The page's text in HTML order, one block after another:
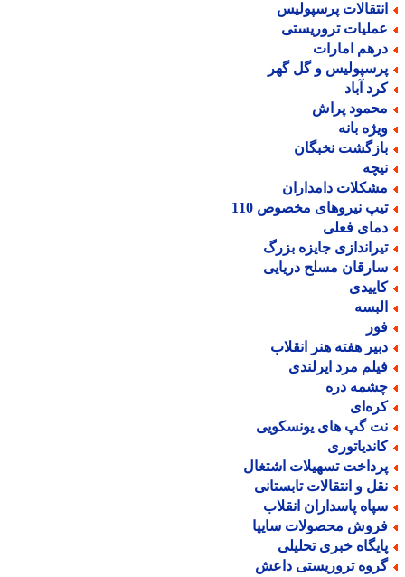
پرسپولیس
تروریستی
امارات
و گل گهر
آباد
پراش
بانه
نخبگان
دامداران
نیروهای مخصوص 110
فعلی
جایزه بزرگ
مسلح دریایی
هفته هنر انقلاب
مرد ایرلندی
دره
گپ های یونسکویی
تسهیلات اشتغال
و انتقالات تابستانی
پاسداران انقلاب
محصولات سایپا
خبری تحلیلی
تروریستی داعش